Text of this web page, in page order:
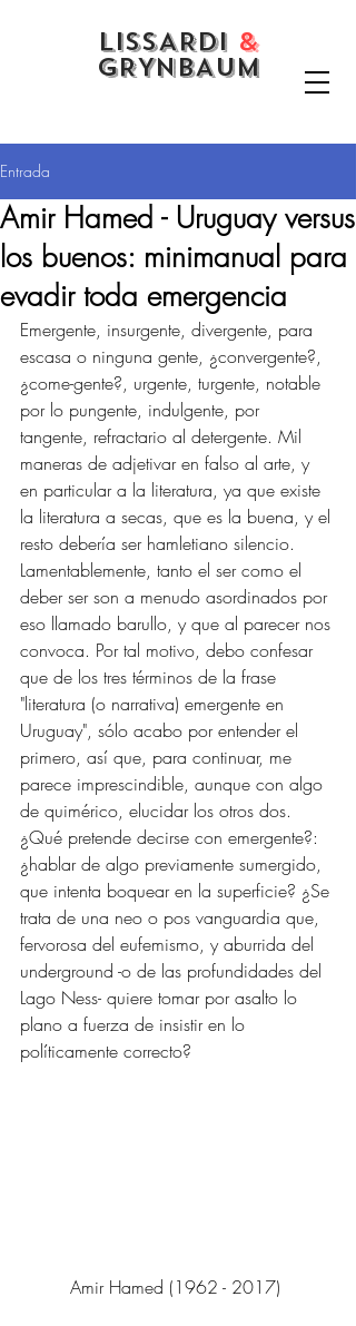
LISSARDI &
GRYNBAUM
Entrada
Amir Hamed - Uruguay versus
los buenos: minimanual para
evadir toda emergencia
Emergente, insurgente, divergente, para
escasa o ninguna gente, ¿convergente?,
¿come-gente?, urgente, turgente, notable
por lo pungente, indulgente, por
tangente, refractario al detergente. Mil
maneras de adjetivar en falso al arte, y
en particular a la literatura, ya que existe
la literatura a secas, que es la buena, y el
resto debería ser hamletiano silencio.
Lamentablemente, tanto el ser como el
deber ser son a menudo asordinados por
eso llamado barullo, y que al parecer nos
convoca. Por tal motivo, debo confesar
que de los tres términos de la frase
"literatura (o narrativa) emergente en
Uruguay", sólo acabo por entender el
primero, así que, para continuar, me
parece imprescindible, aunque con algo
de quimérico, elucidar los otros dos.
¿Qué pretende decirse con emergente?:
¿hablar de algo previamente sumergido,
que intenta boquear en la superficie? ¿Se
trata de una neo o pos vanguardia que,
fervorosa del eufemismo, y aburrida del
underground -o de las profundidades del
Lago Ness- quiere tomar por asalto lo
plano a fuerza de insistir en lo
políticamente correcto?
Amir Hamed (1962 - 2017)